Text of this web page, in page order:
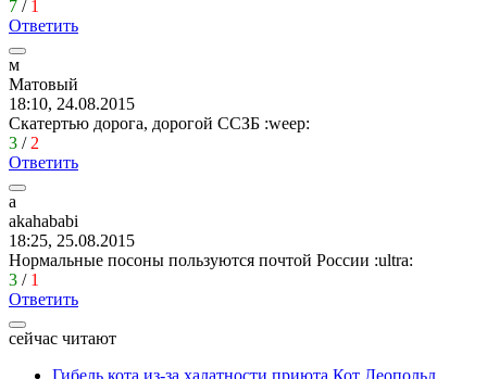
7 / 1
Ответить
м
Матовый
18:10, 24.08.2015
Скатертью дорога, дорогой ССЗБ :weep:
3 / 2
Ответить
a
akahababi
18:25, 25.08.2015
Нормальные посоны пользуются почтой России :ultra:
3 / 1
Ответить
сейчас читают
Гибель кота из-за халатности приюта Кот Леопольд,